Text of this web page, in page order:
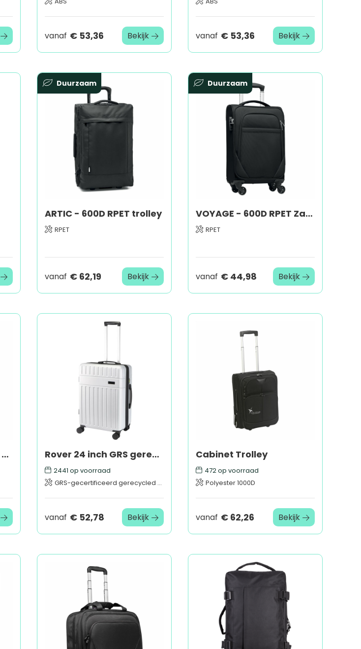
vanaf € 53,36 Bekijk vanaf € 53,36 Bekijk
Duurzaam
ARTIC - 600D RPET trolley
RPET
vanaf € 62,19 Bekijk
Duurzaam
VOYAGE - 600D RPET Zachte trolley
RPET
vanaf € 44,98 Bekijk
STOCKHOLM TROLLEY - Laptoprugtas/trolley 15 inch Rover 24 inch GRS gerecyclede uitbreidbare trolley 70 l
2441 op voorraad
GRS-gecertificeerd gerecycled ABS
vanaf € 52,78 Bekijk
Cabinet Trolley
472op voorraad
Polyester 1000D
vanaf € 62,26 Bekijk